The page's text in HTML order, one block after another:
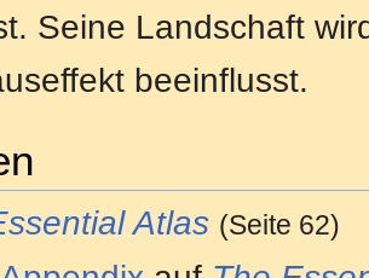
Seine Landschaft
beeinflusst.
Atlas (Seite 62)